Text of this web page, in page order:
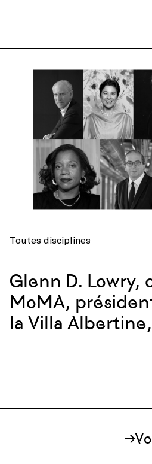
Toutes disciplines
Glenn D. Lowry,
MoMA,
la Villa